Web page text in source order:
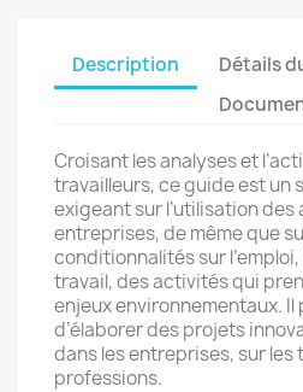
Description
Détails
Croisant les analyses et
travailleurs, ce guide est un
exigeant sur l’utilisation
entreprises, de même que
conditionnalités sur
travail, des activités qui
enjeux environnementaux.
d’élaborer des projets
dans les entreprises, sur
professions.